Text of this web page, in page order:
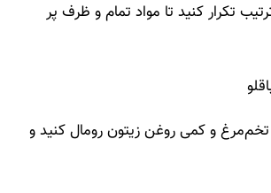
تکرار کنید تا مواد تمام و ظرف پر
تخم‌مرغ و کمی روغن زیتون رومال کنید و